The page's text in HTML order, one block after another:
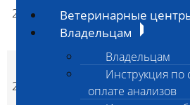
Ветеринарные
Владельцам
Владельцам
Инструкция по
оплате анализов
222
донорской крови
цельной
1
223
Определение
совместимости
эритроцитарной